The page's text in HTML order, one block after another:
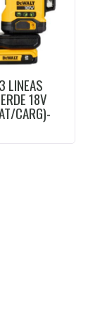
LINEAS
18V
CARG)-